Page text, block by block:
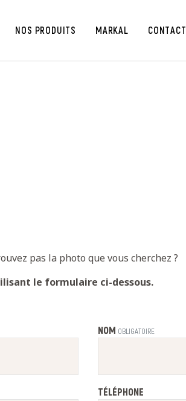
NOS PRODUITS MARKAL CONTACT
pas la photo que vous cherchez ?
le formulaire ci-dessous.
NOM OBLIGATOIRE
TÉLÉPHONE